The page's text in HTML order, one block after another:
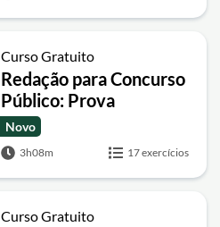
Curso Gratuito
Redação para Concurso
Público: Prova
Discursiva e Texto
Dissertativo-
Argumentativo
Novo
3h08m 17 exercícios
Curso Gratuito